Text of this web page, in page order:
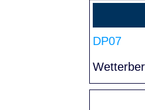
DP07